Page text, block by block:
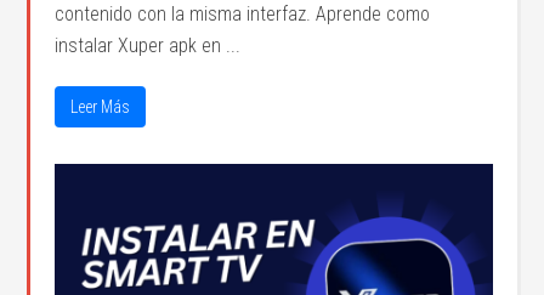
contenido con la misma interfaz. Aprende como
instalar Xuper apk en ...
Leer Más